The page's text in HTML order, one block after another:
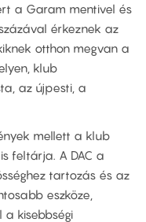
a Garam mentivel és
érkeznek az
otthon megvan a
klub
az újpesti, a
mellett a klub
feltárja. A DAC a
tartozás és az
eszköze,
a kisebbségi